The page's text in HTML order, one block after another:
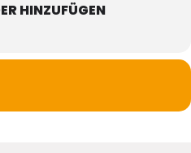
HINZUFÜGEN